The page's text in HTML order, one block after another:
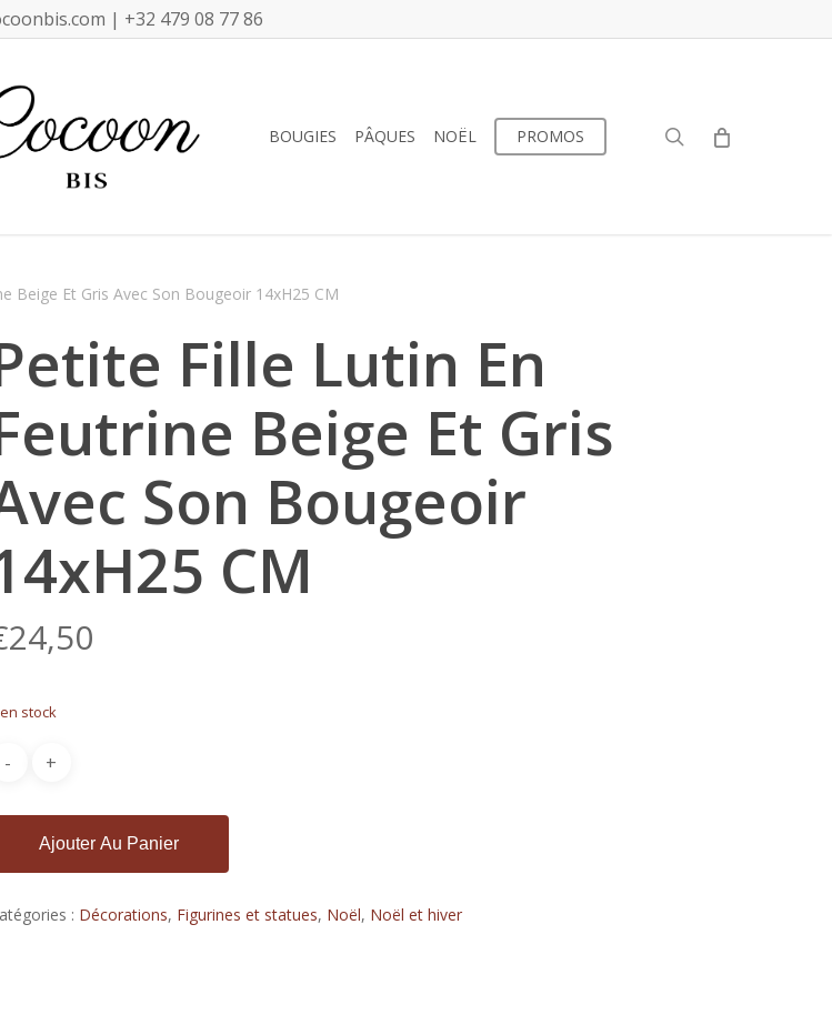
| +32 479 08 77 86
BOUGIES PÂQUES NOËL PROMOS search
Beige Et Gris Avec Son Bougeoir 14xH25 CM
Fille Lutin En
Beige Et Gris
Son Bougeoir
CM
24,50
stock
Ajouter Au Panier
: Décorations, Figurines et statues, Noël, Noël et hiver